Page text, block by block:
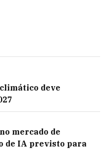
deve
mercado de
de IA previsto para